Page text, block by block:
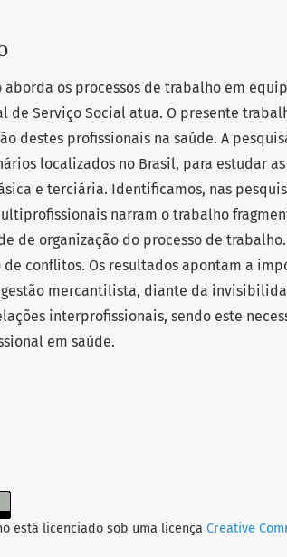
aborda os processos de trabalho em
de Serviço Social atua. O presente
destes profissionais na saúde. A
localizados no Brasil, para estudar
e terciária. Identificamos, nas
narram o trabalho
de organização do processo de
de conflitos. Os resultados apontam a
mercantilista, diante da
interprofissionais, sendo este
em saúde.
está licenciado sob uma licença Creative